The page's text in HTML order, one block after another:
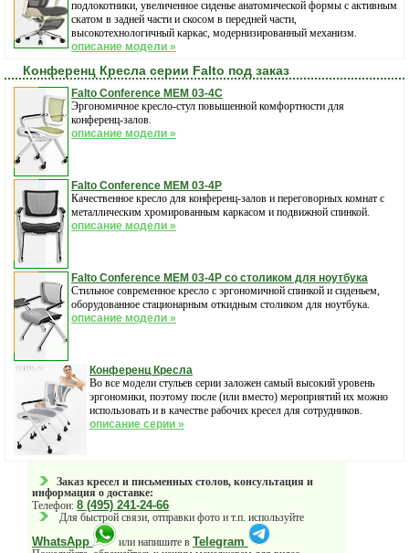
подлокотники, увеличенное сиденье анатомической формы с активным
скатом в задней части и скосом в передней части,
высокотехнологичный каркас, модернизированный механизм.
описание модели »
Конференц Кресла серии Falto под заказ
Falto Conference MEM 03-4C
Эргономичное кресло-стул повышенной комфортности для
конференц-залов.
описание модели »
Falto Conference MEM 03-4P
Качественное кресло для конференц-залов и переговорных комнат с
металлическим хромированным каркасом и подвижной спинкой.
описание модели »
Falto Conference MEM 03-4P со столиком для ноутбука
Стильное современное кресло с эргономичной спинкой и сиденьем,
оборудованное стационарным откидным столиком для ноутбука.
описание модели »
Конференц Кресла
Во все модели стульев серии заложен самый высокий уровень
эргономики, поэтому после (или вместо) мероприятий их можно
использовать и в качестве рабочих кресел для сотрудников.
описание серии »
Заказ кресел и письменных столов, консультация и
информация о доставке:
Телефон: 8 (495) 241-24-66
Для быстрой связи, отправки фото и т.п. используйте
WhatsApp или напишите в Telegram